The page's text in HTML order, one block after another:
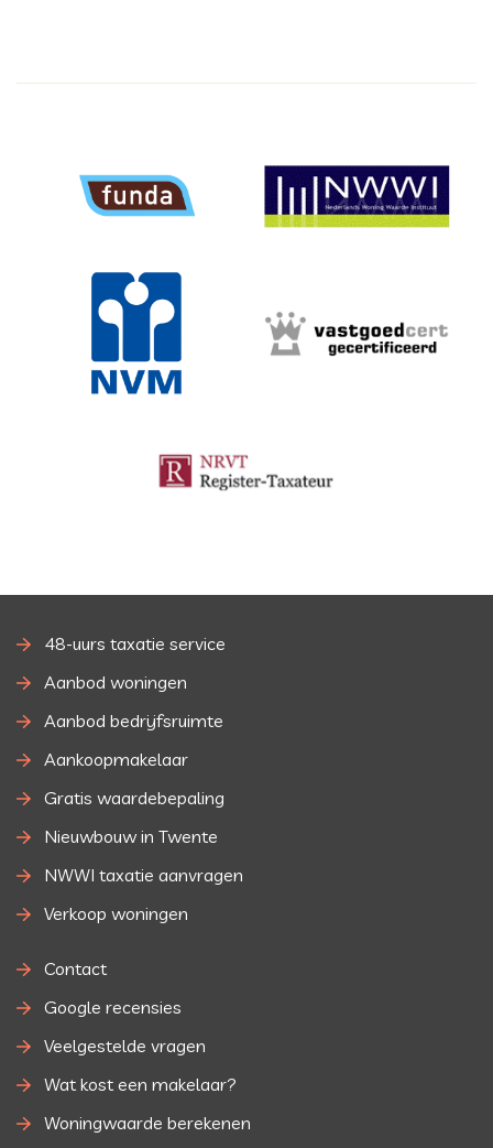
48-uurs taxatie service
Aanbod woningen
Aanbod bedrijfsruimte
Aankoopmakelaar
Gratis waardebepaling
Nieuwbouw in Twente
NWWI taxatie aanvragen
Verkoop woningen
Contact
Google recensies
Veelgestelde vragen
Wat kost een makelaar?
Woningwaarde berekenen